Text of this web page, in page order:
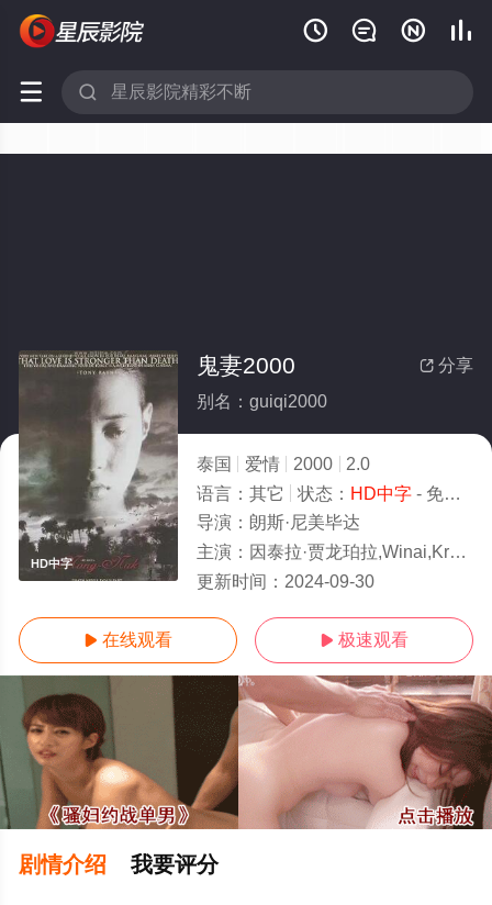
   
 
HD中字
 分享
鬼妻2000
别名：guiqi2000
泰国 爱情 2000
2.0
语言： 其它 状态： HD中字- 免费在线观看
导演： 朗斯·尼美毕达
主演： 因泰拉·贾龙珀拉,Winai,Kraibutr,Manit,Meekaewjaroen,Pramote,Suksatit,
更新时间： 2024-09-30
 在线观看  极速观看
剧情介绍 我要评分